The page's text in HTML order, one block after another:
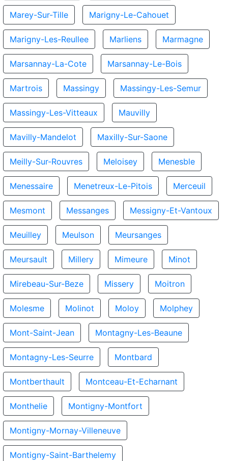
Marey-Sur-Tille Marigny-Le-Cahouet
Marigny-Les-Reullee Marliens Marmagne
Marsannay-La-Cote Marsannay-Le-Bois
Martrois Massingy Massingy-Les-Semur
Massingy-Les-Vitteaux Mauvilly
Mavilly-Mandelot Maxilly-Sur-Saone
Meilly-Sur-Rouvres Meloisey Menesble
Menessaire Menetreux-Le-Pitois Merceuil
Mesmont Messanges Messigny-Et-Vantoux
Meuilley Meulson Meursanges
Meursault Millery Mimeure Minot
Mirebeau-Sur-Beze Missery Moitron
Molesme Molinot Moloy Molphey
Mont-Saint-Jean Montagny-Les-Beaune
Montagny-Les-Seurre Montbard
Montberthault Montceau-Et-Echarnant
Monthelie Montigny-Montfort
Montigny-Mornay-Villeneuve
Montigny-Saint-Barthelemy